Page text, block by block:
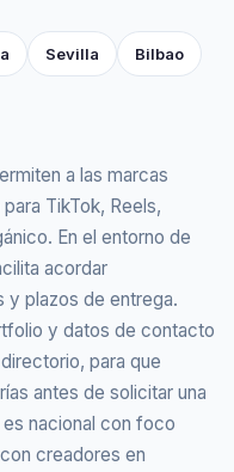
Sevilla Bilbao
a las marcas
TikTok, Reels,
En el entorno de
acordar
y plazos de entrega.
y datos de contacto
para que
antes de solicitar una
nacional con foco
creadores en